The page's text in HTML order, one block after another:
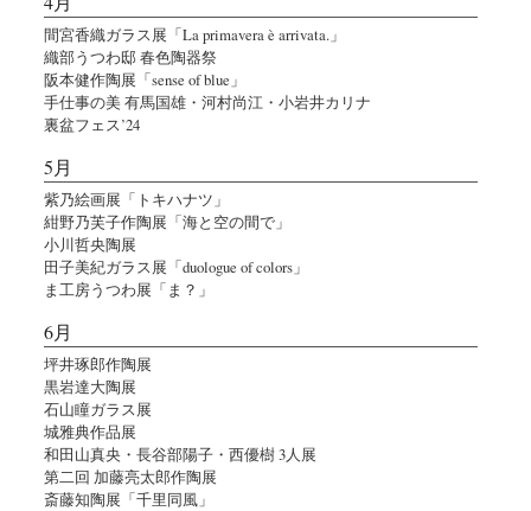
間宮香織ガラス展「La primavera è arrivata.」
織部うつわ邸 春色陶器祭
阪本健作陶展「sense of blue」
手仕事の美 有馬国雄・河村尚江・小岩井カリナ
裏盆フェス’24
5月
紫乃絵画展「トキハナツ」
紺野乃芙子作陶展「海と空の間で」
小川哲央陶展
田子美紀ガラス展「duologue of colors」
ま工房うつわ展「ま？」
6月
坪井琢郎作陶展
黒岩達大陶展
石山瞳ガラス展
城雅典作品展
和田山真央・長谷部陽子・西優樹 3人展
第二回 加藤亮太郎作陶展
斎藤知陶展「千里同風」